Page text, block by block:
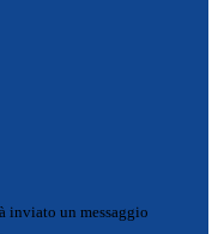
inviato un messaggio